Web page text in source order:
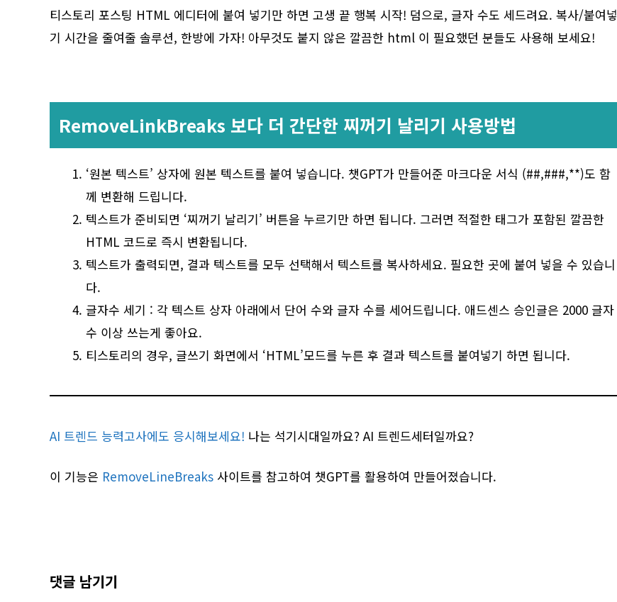
티스토리 포스팅 HTML 에디터에 붙여 넣기만 하면 고생 끝 행복 시작! 덤으로, 글자 수도 세드려요. 복사/붙여넣
기 시간을 줄여줄 솔루션, 한방에 가자! 아무것도 붙지 않은 깔끔한 html 이 필요했던 분들도 사용해 보세요!
RemoveLinkBreaks 보다 더 간단한 찌꺼기 날리기 사용방법
‘원본 텍스트’ 상자에 원본 텍스트를 붙여 넣습니다. 챗GPT가 만들어준 마크다운 서식 (##,###,**)도 함
께 변환해 드립니다.
텍스트가 준비되면 ‘찌꺼기 날리기’ 버튼을 누르기만 하면 됩니다. 그러면 적절한 태그가 포함된 깔끔한
HTML 코드로 즉시 변환됩니다.
텍스트가 출력되면, 결과 텍스트를 모두 선택해서 텍스트를 복사하세요. 필요한 곳에 붙여 넣을 수 있습니
다.
글자수 세기 : 각 텍스트 상자 아래에서 단어 수와 글자 수를 세어드립니다. 애드센스 승인글은 2000 글자
수 이상 쓰는게 좋아요.
티스토리의 경우, 글쓰기 화면에서 ‘HTML’모드를 누른 후 결과 텍스트를 붙여넣기 하면 됩니다.
AI 트렌드 능력고사에도 응시해보세요! 나는 석기시대일까요? AI 트렌드세터일까요?
이 기능은 RemoveLineBreaks 사이트를 참고하여 챗GPT를 활용하여 만들어졌습니다.
댓글 남기기